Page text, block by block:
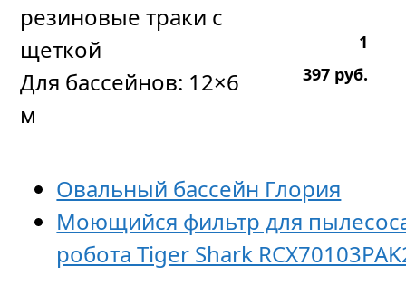
резиновые траки с
щеткой
Для бассейнов: 12×6
м
1
397 руб.
Овальный бассейн Глория
Моющийся фильтр для
робота Tiger Shark